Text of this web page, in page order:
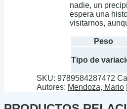
nadie, un
espera una
visitarnos,
Peso
Tipo de
SKU:9789584287472
Autores: Mendoza, Mario